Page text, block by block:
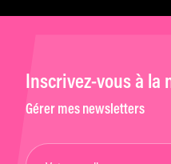
Inscrivez-vous à la
Gérer mes newsletters